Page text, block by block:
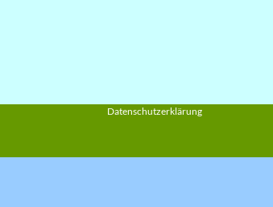
Datenschutzerklärung